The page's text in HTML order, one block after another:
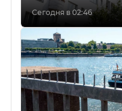
Сегодня в 02:46